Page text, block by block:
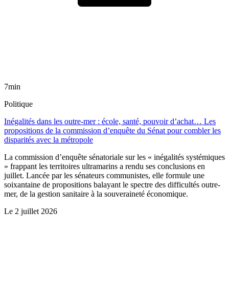
7min
Politique
Inégalités dans les outre-mer : école, santé, pouvoir d’achat… Les
propositions de la commission d’enquête du Sénat pour combler les
disparités avec la métropole
La commission d’enquête sénatoriale sur les « inégalités systémiques
» frappant les territoires ultramarins a rendu ses conclusions en
juillet. Lancée par les sénateurs communistes, elle formule une
soixantaine de propositions balayant le spectre des difficultés outre-
mer, de la gestion sanitaire à la souveraineté économique.
Le 2 juillet 2026